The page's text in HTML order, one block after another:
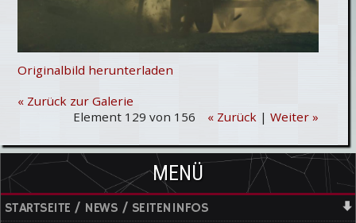
Originalbild herunterladen
« Zurück zur Galerie
Element 129 von 156
« Zurück | Weiter »
MENÜ
STARTSEITE / NEWS / SEITENINFOS